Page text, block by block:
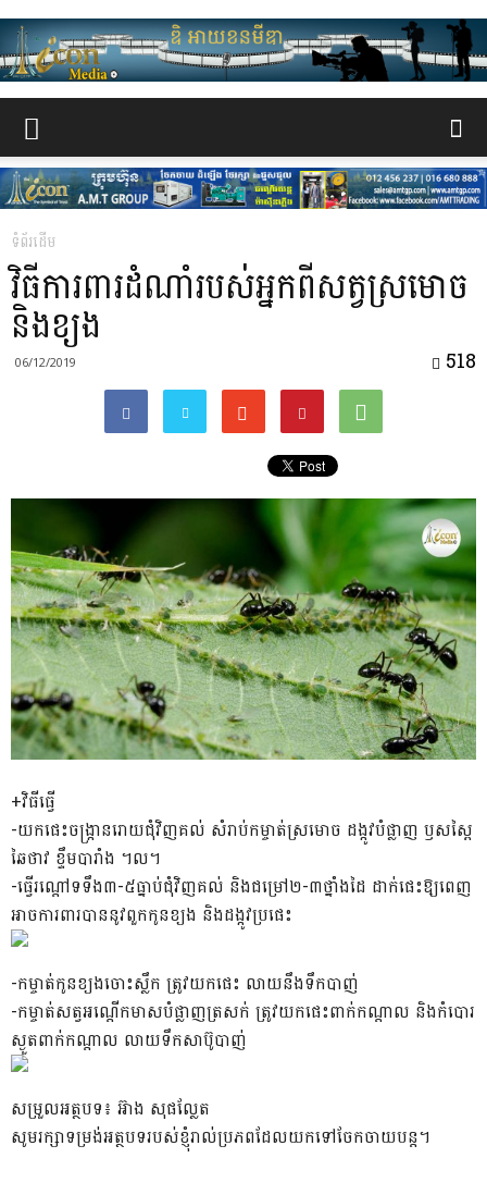
ទំព័រដើម
វិធីការពារដំណាំរបស់អ្នកពីសត្វស្រមោច
និងខ្យង
06/12/2019 518
​+វិធីធ្វើ
-យក​ផេះចង្ក្រាន​រោយ​ជុំវិញ​គល់ សំរាប់​កម្ចាត់​ស្រមោច ដង្កូវ​បំផ្លាញ ឫស​ស្ពៃ
ឆៃ​ថាវ ខ្ទឹម​បារាំង ។​ល​។
​-ធ្វើ​រណ្តៅ​ទទឹង​៣-៥​ធ្នាប់​ជុំវិញ​គល់ និង​ជម្រៅ​២-៣​ថ្នាំងដៃ ដាក់​ផេះ​ឱ្យ​ពេញ​
អាច​ការពារ​បាន​នូវ​ពួក​កូន​ខ្យង និង​ដង្កូវ​ប្រផេះ
-កម្ចាត់​កូន​ខ្យង​ចោះ​ស្លឹក ត្រូវ​យក​ផេះ លាយ​នឹង​ទឹក​បាញ់
-កម្ចាត់​សត្វ​អណ្តើកមាស​បំផ្លាញ​ត្រសក់ ត្រូវ​យក​ផេះ​ពាក់កណ្តាល និង​កំបោរ​
ស្ងួត​ពាក់កណ្តាល លាយ​ទឹកសាប៊ូ​បាញ់
សម្រួលអត្ថបទ៖ អ៊ាង សុផល្លែត
សូមរក្សាទម្រង់អត្ថបទរបស់ខ្ញុំរាល់ប្រភពដែលយកទៅចែកចាយបន្ត។